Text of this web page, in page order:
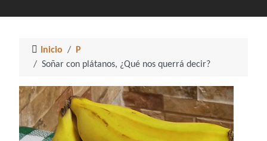
Inicio
P
Soñar con plátanos, ¿Qué nos querrá decir?